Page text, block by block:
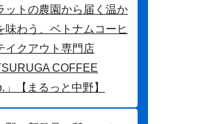
ットの農園から届く温か
味わう、ベトナムコーヒ
イクアウト専門店
COFFEE
」【まるっと中野】